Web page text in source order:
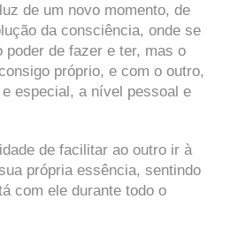
de um novo momento, de
da consciência, onde se
de fazer e ter, mas o
próprio, e com o outro,
especial, a nível pessoal e
de facilitar ao outro ir à
própria essência, sentindo
com ele durante todo o